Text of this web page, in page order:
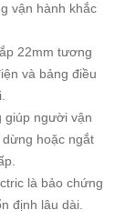
vận hành khắc
22mm tương
và bảng điều
giúp người vận
hoặc ngắt
là bảo chứng
định lâu dài.